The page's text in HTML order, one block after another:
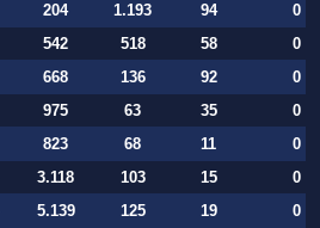
204 1.193 94
0
542 518 58
0
668 136 92
0
975 63 35
0
823 68 11
0
3.118 103 15
0
5.139 125 19 0